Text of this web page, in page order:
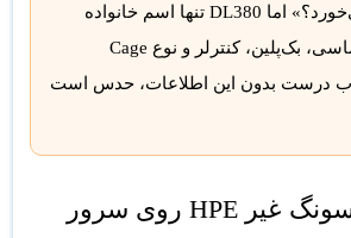
SSD به DL380 می‌خورد؟» اما DL380 تنها اسم خانواده
است. باید نسل، شاسی، بک‌پلین، کنترلر و نوع Cage
درست بدون این اطلاعات، حدس است
آیا SSD سامسونگ غیر HPE روی سرور